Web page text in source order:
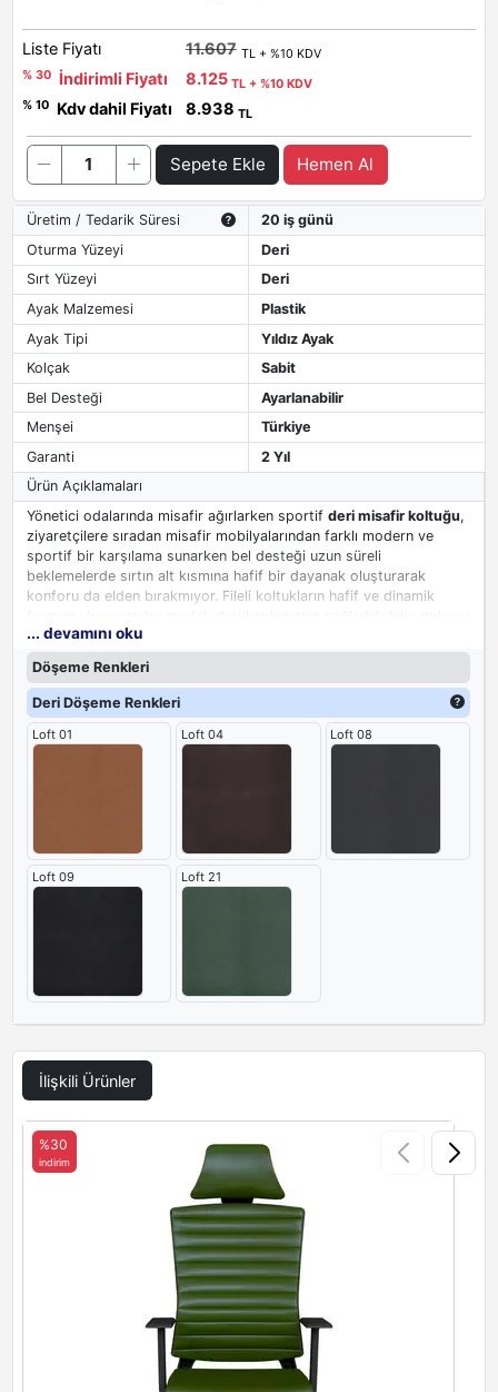
Liste Fiyatı 11.607 TL + %10 KDV
% 30
İndirimli Fiyatı 8.125 TL + %10 KDV
% 10
Kdv dahil Fiyatı 8.938 TL
Sepete Ekle Hemen Al
Üretim / Tedarik Süresi
20 iş günü
Oturma Yüzeyi
Deri
Sırt Yüzeyi
Deri
Ayak Malzemesi
Plastik
Ayak Tipi
Yıldız Ayak
Kolçak
Sabit
Bel Desteği
Ayarlanabilir
Menşei
Türkiye
Garanti
2 Yıl
Ürün Açıklamaları
Yönetici odalarında misafir ağırlarken sportif deri misafir koltuğu,
ziyaretçilere sıradan misafir mobilyalarından farklı modern ve
sportif bir karşılama sunarken bel desteği uzun süreli
beklemelerde sırtın alt kısmına hafif bir dayanak oluşturarak
konforu da elden bırakmıyor. Fileli koltukların hafif ve dinamik
da beraberinde getirerek yönetici odasında sıcak ama çağdaş bir
atmosfer yaratıyor. Misafirlerin rahatını ön planda tutan ergonomik
yapısı, ofis prestijini tamamlarken aynı zamanda ziyaretçilere
değer veren düşünceli bir karşılama deneyimi sunuyor.
... devamını oku
Döşeme Renkleri
Deri Döşeme Renkleri
Loft 01 Loft 04 Loft 08
Loft 09 Loft 21
İlişkili Ürünler
%30
indirim